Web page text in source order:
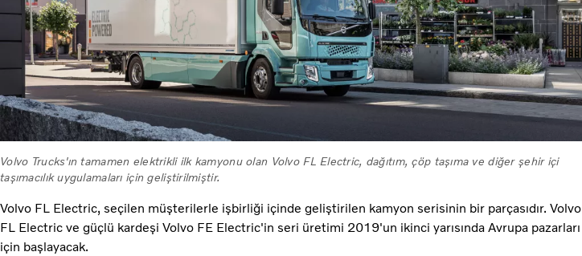
Volvo Trucks'ın tamamen elektrikli ilk kamyonu olan Volvo FL Electric, dağıtım, çöp taşıma ve diğer şehir içi
taşımacılık uygulamaları için geliştirilmiştir.
Volvo FL Electric, seçilen müşterilerle işbirliği içinde geliştirilen kamyon serisinin bir parçasıdır. Volvo
FL Electric ve güçlü kardeşi Volvo FE Electric'in seri üretimi 2019'un ikinci yarısında Avrupa pazarları
için başlayacak.